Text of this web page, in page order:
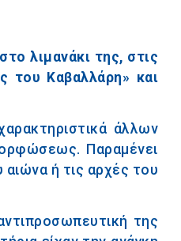
λιμανάκι της, στις
του Καβαλλάρη» και
άλλων
Παραμένει
ή τις αρχές του
της